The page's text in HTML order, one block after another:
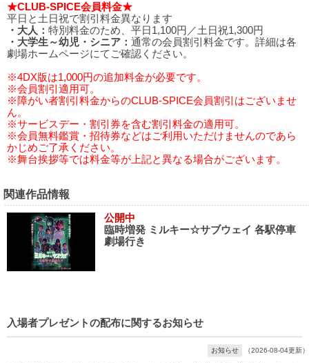
★CLUB-SPICE会員料金★
平日と土日祝で割引料金異なります
・大人： 特別料金のため、平日1,100円／土日祝1,300円
・大学生～幼児・シニア： 通常の会員割引料金です。詳細は各
劇場ホームページにてご確認ください。
※4DX版は1,000円の追加料金が必要です。
※会員割引適用可。
※障がい者割引料金からのCLUB-SPICE会員割引はございませ
ん。
※サービスデー・割引券を含む割引料金の適用可。
※会員無料鑑賞・招待券などはご利用いただけませんのであら
かじめご了承ください。
※舞台挨拶等では料金等が上記と異なる場合がございます。
関連作品情報
公開中
臨時増発 ミルキー☆サブウェイ 各駅停車
劇場行き
入場者プレゼントの配布に関するお知らせ
お知らせ （2026-08-04更新）